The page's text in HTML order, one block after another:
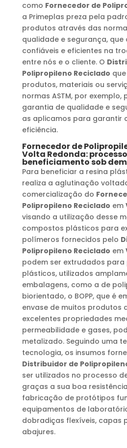
como Fornecedor de
a Primeplas preza pela
produtos através das
qualidade e segurança, que
confiáveis e eficientes na
entre nós e o cliente. O
Polipropileno Reciclado
produtos, materiais ou
normas ASTM, por exemplo,
garantia de qualidade e
as aplicamos para garantir
eficiência.
Fornecedor de
Volta Redonda:
beneficiamento sob
Para beneficiar a resina
realiza a aglutinação
comercialização do
Polipropileno Reciclado em
visando a utilização desse
compostos plásticos para
polímeros fornecidos pelo
Polipropileno Reciclado em
podem ser extrudados para
plásticos, utilizados
embalagens, como a de
biorientado, o BOPP, que é
envase de muitos produtos
excelentes propriedades
permeabilidade e gases,
metalizado. Seguindo uma
tecnologia, os insumos
Distribuidor de
ser utilizados no processo
graças a sua boa
fabricação de protótipos
equipamentos de
dobradiças flexíveis, capas
abajures.